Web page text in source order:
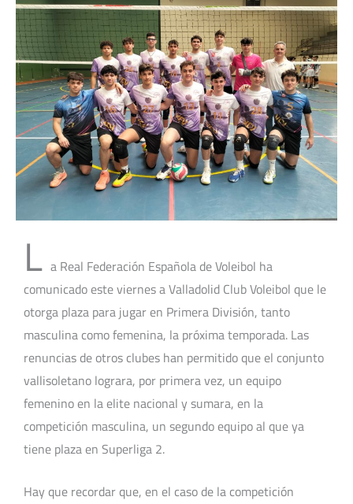
L a Real Federación Española de Voleibol ha
comunicado este viernes a Valladolid Club Voleibol que le
otorga plaza para jugar en Primera División, tanto
masculina como femenina, la próxima temporada. Las
renuncias de otros clubes han permitido que el conjunto
vallisoletano lograra, por primera vez, un equipo
femenino en la elite nacional y sumara, en la
competición masculina, un segundo equipo al que ya
tiene plaza en Superliga 2.
Hay que recordar que, en el caso de la competición